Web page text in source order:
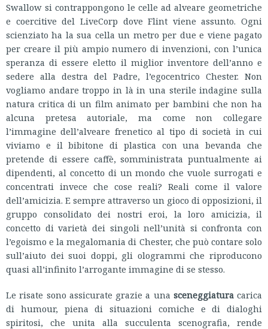
Swallow si contrappongono le celle ad alveare geometriche
e coercitive del LiveCorp dove Flint viene assunto. Ogni
scienziato ha la sua cella un metro per due e viene pagato
per creare il più ampio numero di invenzioni, con l’unica
speranza di essere eletto il miglior inventore dell’anno e
sedere alla destra del Padre, l’egocentrico Chester. Non
vogliamo andare troppo in là in una sterile indagine sulla
natura critica di un film animato per bambini che non ha
alcuna pretesa autoriale, ma come non collegare
l’immagine dell’alveare frenetico al tipo di società in cui
viviamo e il bibitone di plastica con una bevanda che
pretende di essere caffè, somministrata puntualmente ai
dipendenti, al concetto di un mondo che vuole surrogati e
concentrati invece che cose reali? Reali come il valore
dell’amicizia. E sempre attraverso un gioco di opposizioni, il
gruppo consolidato dei nostri eroi, la loro amicizia, il
concetto di varietà dei singoli nell’unità si confronta con
l’egoismo e la megalomania di Chester, che può contare solo
sull’aiuto dei suoi doppi, gli ologrammi che riproducono
quasi all’infinito l’arrogante immagine di se stesso.
Le risate sono assicurate grazie a una sceneggiaturacarica
di humour, piena di situazioni comiche e di dialoghi
spiritosi, che unita alla succulenta scenografia, rende